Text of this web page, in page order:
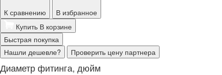
К сравнению
В избранное
Купить В корзине
Быстрая покупка
Нашли дешевле?
Проверить цену партнера
Диаметр фитинга, дюйм